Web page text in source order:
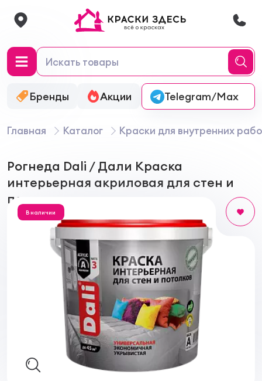
Бренды Акции Онлайн-колеровка
Telegram/Max
Главная Каталог Краски для внутренних
Рогнеда Dali / Дали Краска
интерьерная акриловая для стен и
потолков
В наличии